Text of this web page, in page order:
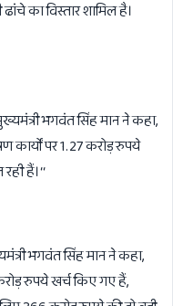
का विस्तार शामिल है।
भगवंत सिंह मान ने कहा,
कार्यों पर 1.27 करोड़ रुपये
हैं।‘‘
भगवंत सिंह मान ने कहा,
रुपये खर्च किए गए हैं,